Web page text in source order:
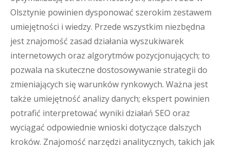
Olsztynie powinien dysponować szerokim zestawem
umiejętności i wiedzy. Przede wszystkim niezbędna
jest znajomość zasad działania wyszukiwarek
internetowych oraz algorytmów pozycjonujących; to
pozwala na skuteczne dostosowywanie strategii do
zmieniających się warunków rynkowych. Ważna jest
także umiejętność analizy danych; ekspert powinien
potrafić interpretować wyniki działań SEO oraz
wyciągać odpowiednie wnioski dotyczące dalszych
kroków. Znajomość narzędzi analitycznych, takich jak